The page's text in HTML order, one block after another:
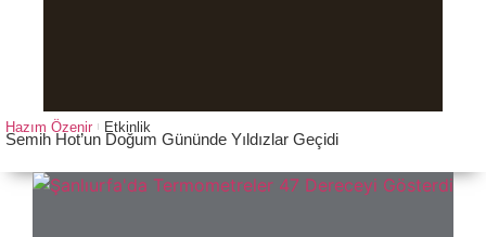
Hazım Özenir Etkinlik
Semih Hot’un Doğum Gününde Yıldızlar Geçidi